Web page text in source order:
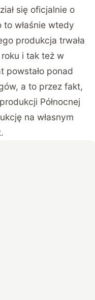
się oficjalnie o
właśnie wtedy
produkcja trwała
i tak też w
powstało ponad
a to przez fakt,
Północnej
na własnym